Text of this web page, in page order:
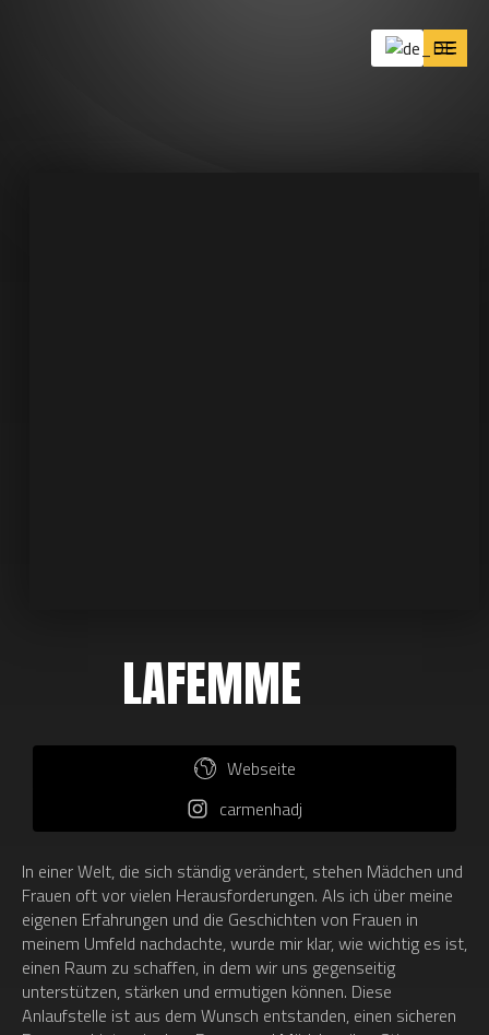
LAFEMME
Webseite
carmenhadj
In einer Welt, die sich ständig verändert, stehen Mädchen und
Frauen oft vor vielen Herausforderungen. Als ich über meine
eigenen Erfahrungen und die Geschichten von Frauen in
meinem Umfeld nachdachte, wurde mir klar, wie wichtig es ist,
einen Raum zu schaffen, in dem wir uns gegenseitig
unterstützen, stärken und ermutigen können. Diese
Anlaufstelle ist aus dem Wunsch entstanden, einen sicheren